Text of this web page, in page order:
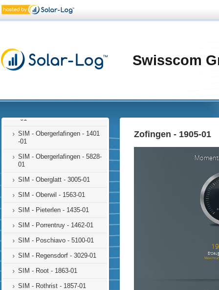
Swisscom
SIM - Martigny - 1706-01
SIM - Meilen - 1171-01
SIM - Moudon - 1645-01
SIM - Möhlin - 1578
-01
SIM - Obergerlafingen - 1401
-01
SIM - Obergerlafingen - 5828-
01
SIM - Oberglatt - 3005-01
SIM - Oberwil - 1563-01
SIM - Pieterlen - 1435-01
SIM - Porrentruy - 1462-01
SIM - Poschiavo - 5100-01
SIM - Regensdorf - 3029-01
SIM - Root - 1863-01
SIM - Rothrist - 1857-01
Zofingen - 1905-01